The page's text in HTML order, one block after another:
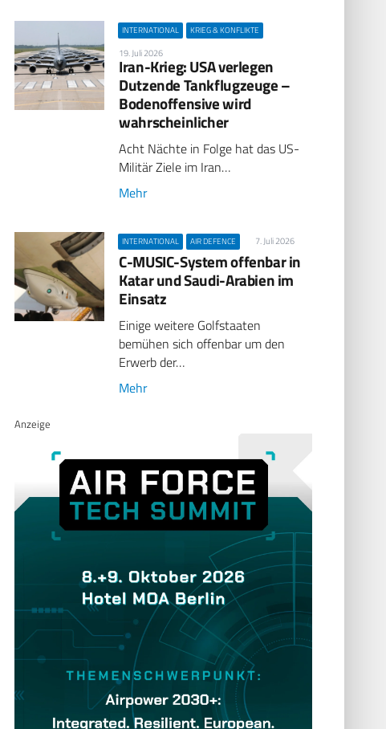
INTERNATIONAL KRIEG & KONFLIKTE
19. Juli 2026
Iran-Krieg: USA verlegen
Dutzende Tankflugzeuge –
Bodenoffensive wird
wahrscheinlicher
Acht Nächte in Folge hat das US-
Militär Ziele im Iran…
Mehr
INTERNATIONAL AIR DEFENCE 7. Juli 2026
C-MUSIC-System offenbar in
Katar und Saudi-Arabien im
Einsatz
Einige weitere Golfstaaten
bemühen sich offenbar um den
Erwerb der…
Mehr
Anzeige